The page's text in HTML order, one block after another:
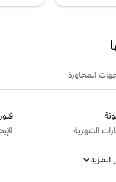
المجاورة
الشهرية